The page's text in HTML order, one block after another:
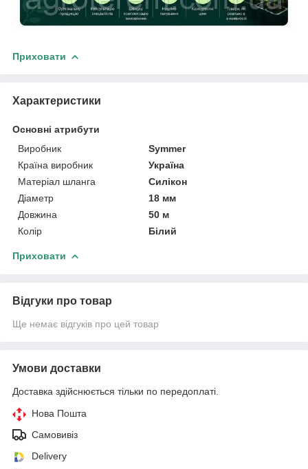
Приховати
Характеристики
Основні атрибути
Виробник
Symmer
Країна виробник
Україна
Матеріал шланга
Силікон
Діаметр
18 мм
Довжина
50 м
Колір
Білий
Приховати
Відгуки про товар
Ще немає відгуків про цей товар
Умови доставки
Доставка здійснюється тільки по передоплаті.
Нова Пошта
Самовивіз
Delivery